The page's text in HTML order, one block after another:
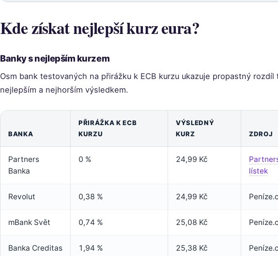
Kde získat nejlepší kurz eura?
Banky s nejlepším kurzem
Osm bank testovaných na přirážku k ECB kurzu ukazuje propastný rozdíl
nejlepším a nejhorším výsledkem.
BANKA
PŘIRÁŽKA K ECB
KURZU
VÝSLEDNÝ
KURZ
ZDROJ
Partners
Banka
0 % 24,99 Kč
lístek
Revolut 0,38 % 24,99 Kč
mBank Svět 0,74 % 25,08 Kč
Banka Creditas 1,94 % 25,38 Kč